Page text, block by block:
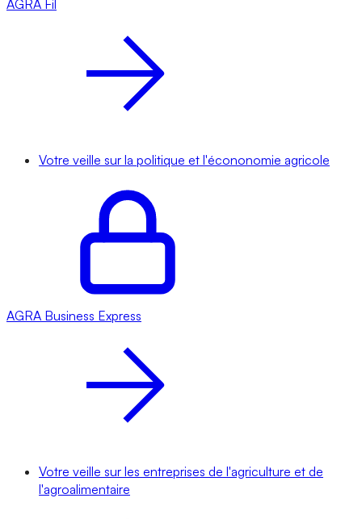
AGRA Fil
Votre veille sur la politique et l'écononomie agricole
AGRA Business Express
Votre veille sur les entreprises de l'agriculture et de
l'agroalimentaire